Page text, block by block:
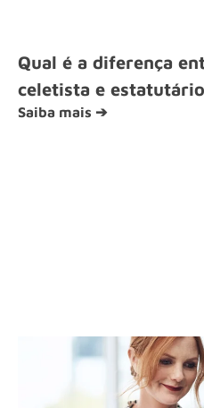
Qual é a diferença
celetista e
Saiba mais ➔